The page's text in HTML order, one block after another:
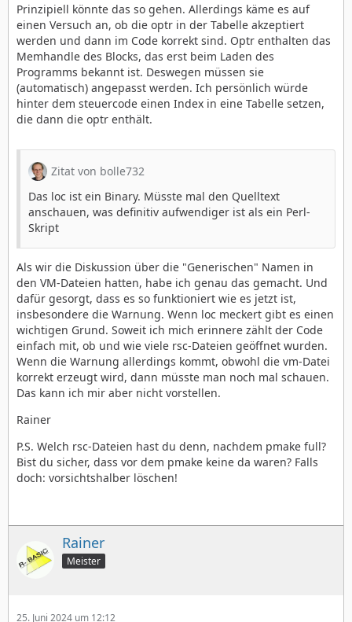
Prinzipiell könnte das so gehen. Allerdings käme es auf
einen Versuch an, ob die optr in der Tabelle akzeptiert
werden und dann im Code korrekt sind. Optr enthalten das
Memhandle des Blocks, das erst beim Laden des
Programms bekannt ist. Deswegen müssen sie
(automatisch) angepasst werden. Ich persönlich würde
hinter dem steuercode einen Index in eine Tabelle setzen,
die dann die optr enthält.
Zitat von bolle732
Das loc ist ein Binary. Müsste mal den Quelltext
anschauen, was definitiv aufwendiger ist als ein Perl-
Skript
Als wir die Diskussion über die "Generischen" Namen in
den VM-Dateien hatten, habe ich genau das gemacht. Und
dafür gesorgt, dass es so funktioniert wie es jetzt ist,
insbesondere die Warnung. Wenn loc meckert gibt es einen
wichtigen Grund. Soweit ich mich erinnere zählt der Code
einfach mit, ob und wie viele rsc-Dateien geöffnet wurden.
Wenn die Warnung allerdings kommt, obwohl die vm-Datei
korrekt erzeugt wird, dann müsste man noch mal schauen.
Das kann ich mir aber nicht vorstellen.
Rainer
P.S. Welch rsc-Dateien hast du denn, nachdem pmake full?
Bist du sicher, dass vor dem pmake keine da waren? Falls
doch: vorsichtshalber löschen!
Rainer
Meister
25. Juni 2024 um 12:12